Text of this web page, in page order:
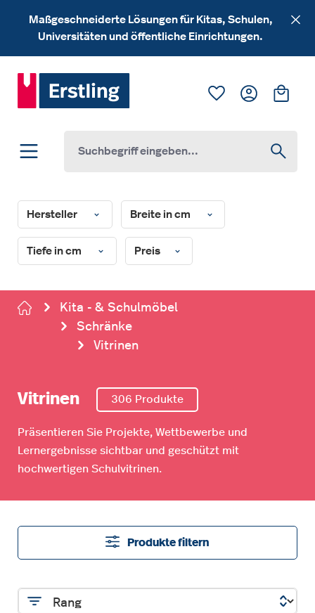
Zum Hauptinhalt springen
Maßgeschneiderte Lösungen für Kitas, Schulen,
Universitäten und öffentliche Einrichtungen.
Du hast 0
Hersteller Breite in cm
Tiefe in cm Preis
Kita - & Schulmöbel
Schränke
Vitrinen
Vitrinen 306 Produkte
Präsentieren Sie Projekte, Wettbewerbe und
Lernergebnisse sichtbar und geschützt mit
hochwertigen Schulvitrinen.
Produkte filtern